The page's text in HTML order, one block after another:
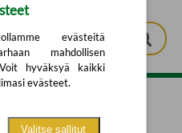
evästeitä
mahdollisen
hyväksyä kaikki
evästeet.
Valitse sallitut